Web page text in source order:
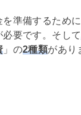
準備するため
要です。そして
」の2種類があり